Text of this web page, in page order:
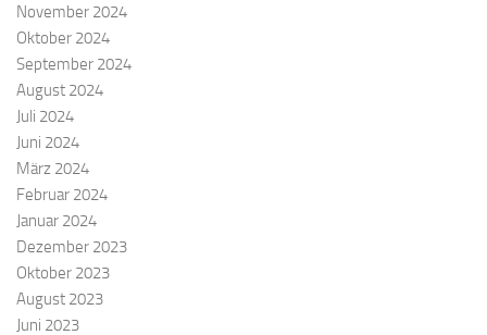
November 2024
Oktober 2024
September 2024
August 2024
Juli 2024
Juni 2024
März 2024
Februar 2024
Januar 2024
Dezember 2023
Oktober 2023
August 2023
Juni 2023